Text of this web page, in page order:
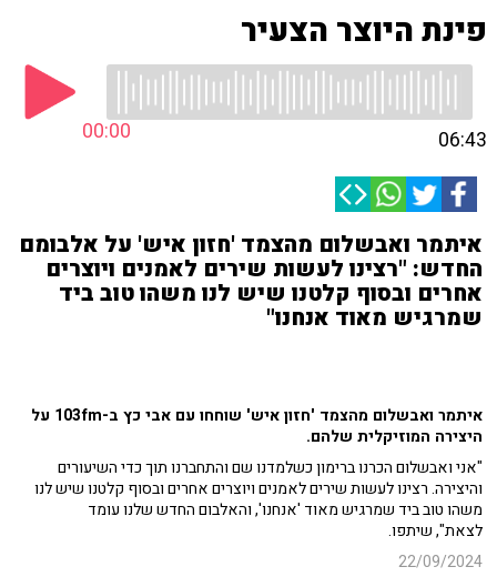
פינת היוצר הצעיר
00:00 06:43
איתמר ואבשלום מהצמד 'חזון איש' על אלבומם
החדש: "רצינו לעשות שירים לאמנים ויוצרים
אחרים ובסוף קלטנו שיש לנו משהו טוב ביד
שמרגיש מאוד אנחנו"
איתמר ואבשלום מהצמד 'חזון איש' שוחחו עם אבי כץ ב-103fm על
היצירה המוזיקלית שלהם.
"אני ואבשלום הכרנו ברימון כשלמדנו שם והתחברנו תוך כדי השיעורים
והיצירה. רצינו לעשות שירים לאמנים ויוצרים אחרים ובסוף קלטנו שיש לנו
משהו טוב ביד שמרגיש מאוד 'אנחנו', והאלבום החדש שלנו עומד
לצאת", שיתפו.
22/09/2024